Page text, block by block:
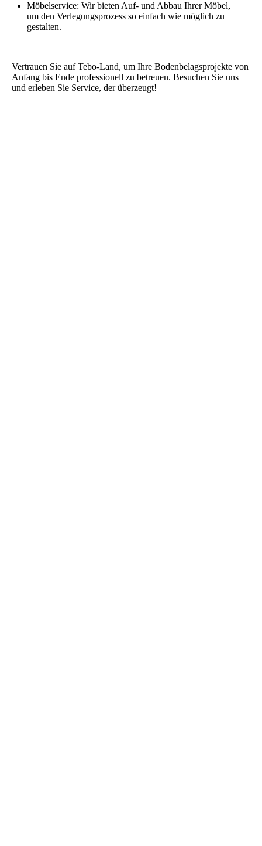
Möbelservice: Wir bieten Auf- und Abbau Ihrer Möbel,
um den Verlegungsprozess so einfach wie möglich zu
gestalten.
Vertrauen Sie auf Tebo-Land, um Ihre Bodenbelagsprojekte von
Anfang bis Ende professionell zu betreuen. Besuchen Sie uns
und erleben Sie Service, der überzeugt!